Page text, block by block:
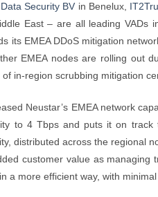
Security BV in Benelux,
East – are all leading VADs
its EMEA DDoS mitigation
EMEA nodes are rolling out
in-region scrubbing mitigation
Neustar’s EMEA network
to 4 Tbps and puts it on
distributed across the regional
customer value as managing
more efficient way, with minimal